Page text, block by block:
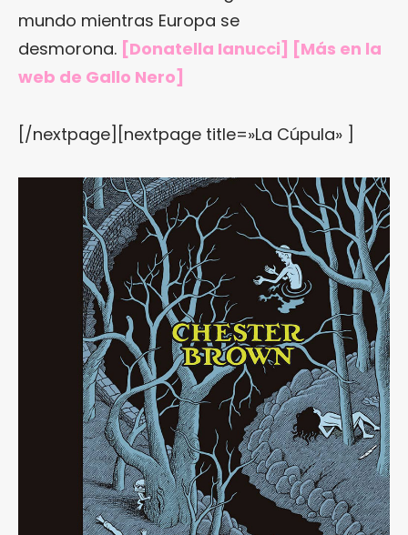
mundo mientras Europa se
desmorona. [Donatella Ianucci] [Más en la
web de Gallo Nero]
[/nextpage][nextpage title=»La Cúpula» ]